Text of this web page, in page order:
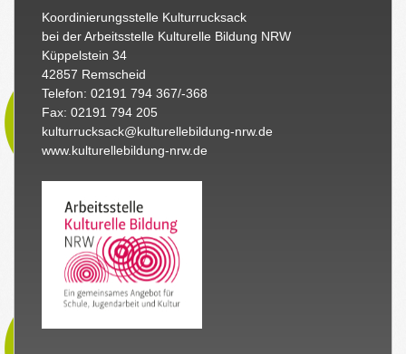
Koordinierungsstelle Kulturrucksack
bei der Arbeitsstelle Kulturelle Bildung NRW
Küppelstein 34
42857 Remscheid
Telefon: 02191 794 367/-368
Fax: 02191 794 205
kulturrucksack@kulturellebildung-nrw.de
www.kulturellebildung-nrw.de